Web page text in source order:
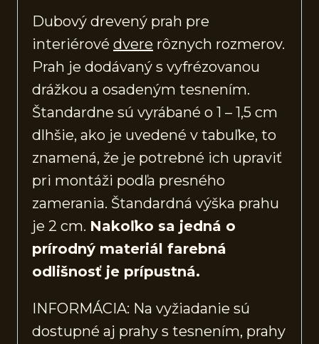
Dubový drevený prah pre
interiérové dvere rôznych rozmerov.
Prah je dodávaný s vyfrézovanou
drážkou a osadeným tesnením.
Štandardne sú vyrábané o 1 – 1,5 cm
dlhšie, ako je uvedené v tabuľke, to
znamená, že je potrebné ich upraviť
pri montáži podľa presného
zamerania. Štandardná výška prahu
je 2 cm. Nakoľko sa jedná o
prírodný materiál farebná
odlišnosť je prípustná.
INFORMÁCIA: Na vyžiadanie sú
dostupné aj prahy s tesnením, prahy